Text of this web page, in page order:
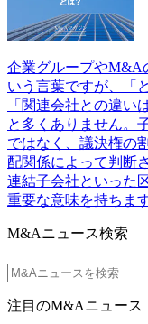
企業グループやM&A
いう言葉ですが、「
「関連会社との違い
と多くありません。
ではなく、議決権の
配関係によって判断
連結子会社といった
重要な意味を持ちま
M&Aニュース検索
注目のM&Aニュース